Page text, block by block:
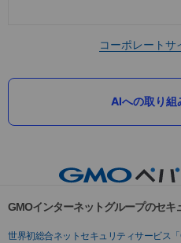
コーポレートサ
AIへの取り組
GMOインターネットグループのセキ
世界初総合ネットセキュリティサービス「